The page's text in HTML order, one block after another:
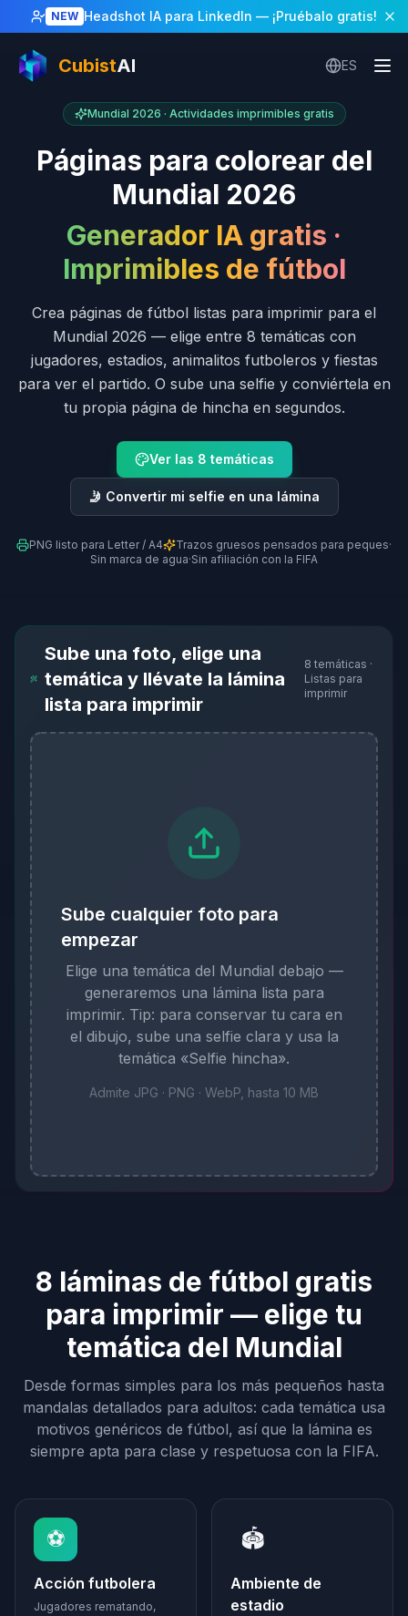
NEW Headshot IA para LinkedIn — ¡Pruébalo gratis!
CubistAI ES
Mundial 2026 · Actividades imprimibles gratis
Páginas para colorear del
Mundial 2026
Generador IA gratis ·
Imprimibles de fútbol
Crea páginas de fútbol listas para imprimir para el
Mundial 2026 — elige entre 8 temáticas con
jugadores, estadios, animalitos futboleros y fiestas
para ver el partido. O sube una selfie y conviértela en
tu propia página de hincha en segundos.
Ver las 8 temáticas
🤳 Convertir mi selfie en una lámina
PNG listo para Letter / A4 Trazos gruesos pensados para peques·
Sin marca de agua·Sin afiliación con la FIFA
Sube una foto, elige una
temática y llévate la lámina
lista para imprimir
8 temáticas ·
Listas para
imprimir
Sube cualquier foto para
empezar
Elige una temática del Mundial debajo —
generaremos una lámina lista para
imprimir. Tip: para conservar tu cara en
el dibujo, sube una selfie clara y usa la
temática «Selfie hincha».
Admite JPG · PNG · WebP, hasta 10 MB
8 láminas de fútbol gratis
para imprimir — elige tu
temática del Mundial
Desde formas simples para los más pequeños hasta
mandalas detallados para adultos: cada temática usa
motivos genéricos de fútbol, así que la lámina es
siempre apta para clase y respetuosa con la FIFA.
⚽
Acción futbolera
Jugadores rematando,
🏟️
Ambiente de
estadio